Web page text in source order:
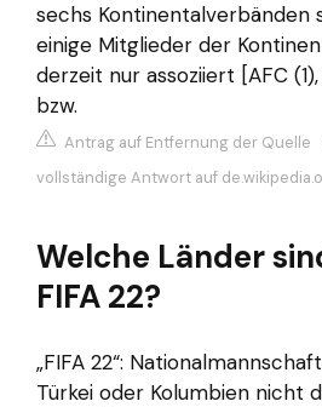
sechs Kontinentalverbänden
einige Mitglieder der
derzeit nur assoziiert [AFC (1),
bzw.
Antrag auf Entfernung der Quelle
vollständige Antwort auf
Welche Länder
FIFA 22?
„FIFA 22“:
Türkei oder Kolumbien nicht